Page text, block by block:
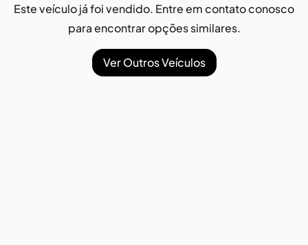
Este veículo já foi vendido. Entre em contato conosco
para encontrar opções similares.
Ver Outros Veículos